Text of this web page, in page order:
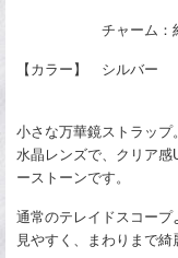
チャーム：約
【カラー】 シルバー
小さな万華鏡ストラップ
水晶レンズで、クリア
ーストーンです。
通常のテレイドスコー
見やすく、まわりまで綺